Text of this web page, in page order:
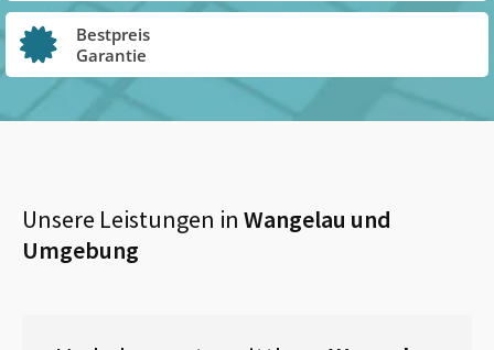
Bestpreis
Garantie
Unsere Leistungen in Wangelau und
Umgebung